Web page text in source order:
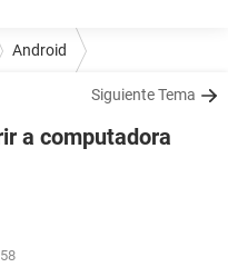
Android
Siguiente Tema
a computadora